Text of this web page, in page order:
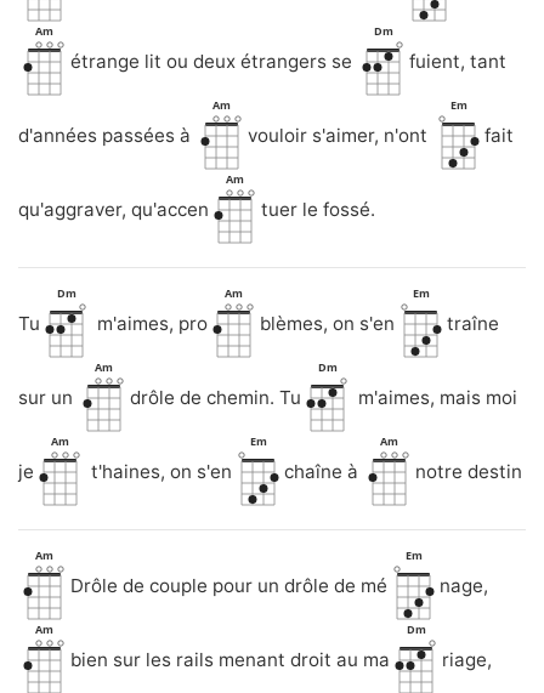
Am
étrange lit ou deux étrangers se
Dm
fuient, tant
d'années passées à
Am
vouloir s'aimer, n'ont
Em
fait
qu'aggraver, qu'accen
Am
tuer le fossé.
Tu
Dm
m'aimes, pro
Am
blèmes, on s'en
Em
traîne
sur un
Am
drôle de chemin. Tu
Dm
m'aimes, mais moi
je
Am
t'haines, on s'en
Em
chaîne à
Am
notre destin
Am
Drôle de couple pour un drôle de mé
Em
nage,
Am
bien sur les rails menant droit au ma
Dm
riage,